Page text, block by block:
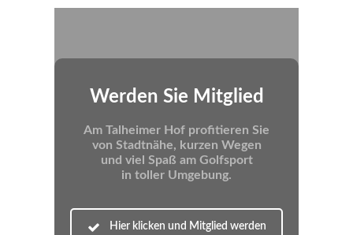
Werden Sie Mitglied
Am Talheimer Hof profitieren Sie
von Stadtnähe, kurzen Wegen
und viel Spaß am Golfsport
in toller Umgebung.
Hier klicken und Mitglied werden